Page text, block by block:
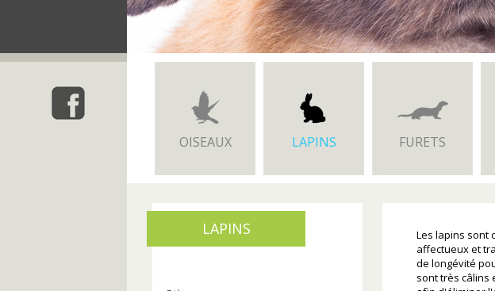
OISEAUX LAPINS FURETS
LAPINS
Les lapins sont
affectueux et
de longévité
sont très câlins